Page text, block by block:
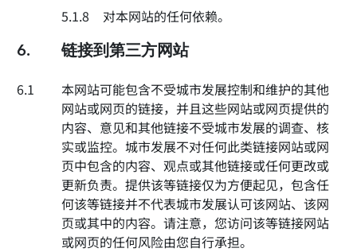
5.1.8
对本网站的任何依赖。
6. 链接到第三方网站
6.1
本网站可能包含不受城市发展控制和维护的其他
网站或网页的链接，并且这些网站或网页提供的
内容、意见和其他链接不受城市发展的调查、核
实或监控。城市发展不对任何此类链接网站或网
页中包含的内容、观点或其他链接或任何更改或
更新负责。提供该等链接仅为方便起见，包含任
何该等链接并不代表城市发展认可该网站、该网
页或其中的内容。请注意，您访问该等链接网站
或网页的任何风险由您自行承担。